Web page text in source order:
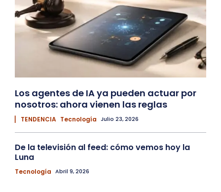
Los agentes de IA ya pueden actuar por
nosotros: ahora vienen las reglas
▏ TENDENCIA Tecnología Julio 23, 2026
De la televisión al feed: cómo vemos hoy la
Luna
Tecnología Abril 9, 2026